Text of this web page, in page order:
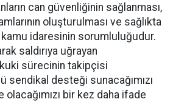
can güvenliğinin sağlanması,
oluşturulması ve sağlıkta
idaresinin sorumluluğudur.
saldırıya uğrayan
sürecinin takipçisi
sendikal desteği sunacağımızı
olacağımızı bir kez daha ifade